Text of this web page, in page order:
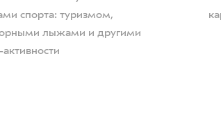
спорта: туризмом,
лыжами и другими